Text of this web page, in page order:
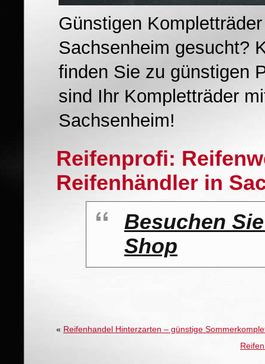
Günstigen
Sachsenheim gesucht?
finden Sie zu günstigen
sind Ihr Kompletträder
Sachsenheim!
Reifenprofi:
Reifenhändler in
Besuchen
Shop
« Reifenhandel Hinterzarten – günstige